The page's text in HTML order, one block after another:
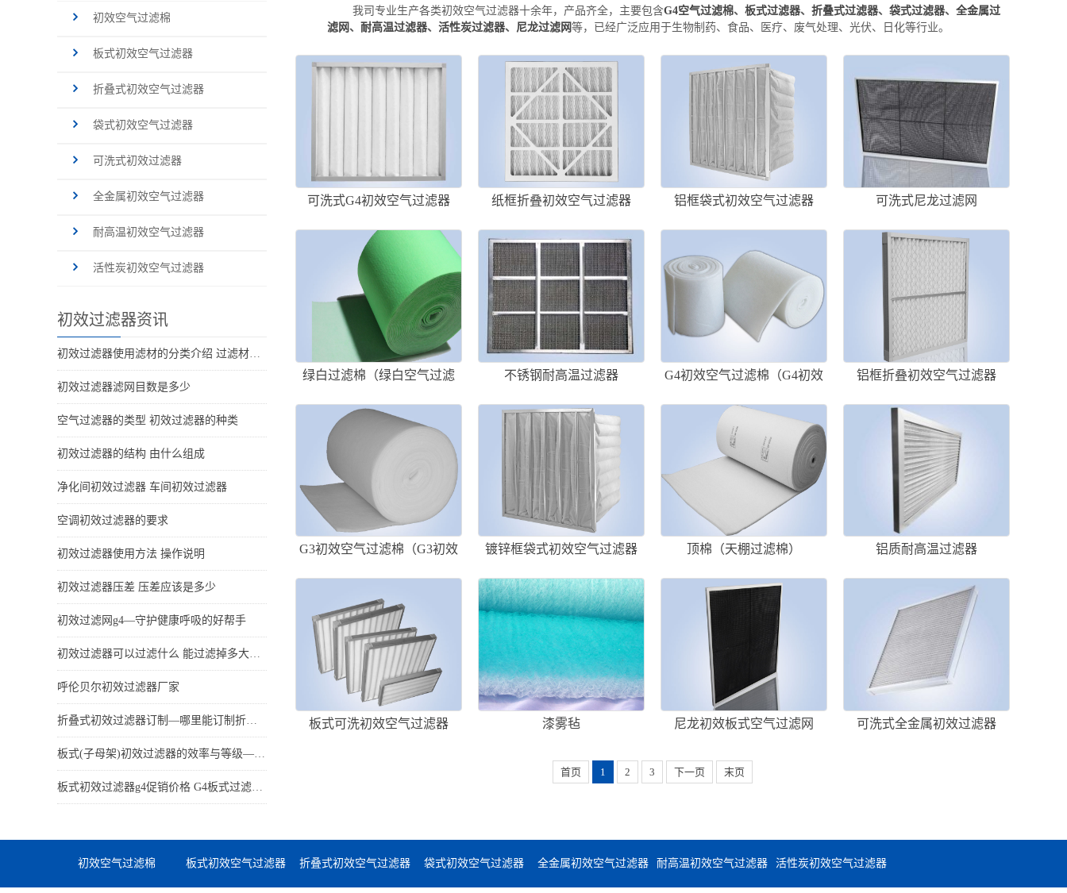
初效空气过滤棉
板式初效空气过滤器
折叠式初效空气过滤器
袋式初效空气过滤器
可洗式初效过滤器
全金属初效空气过滤器
耐高温初效空气过滤器
活性炭初效空气过滤器
初效过滤器资讯
初效过滤器使用滤材的分类介绍 过滤材料的种类
初效过滤器滤网目数是多少
空气过滤器的类型 初效过滤器的种类
初效过滤器的结构 由什么组成
净化间初效过滤器 车间初效过滤器
空调初效过滤器的要求
初效过滤器使用方法 操作说明
初效过滤器压差 压差应该是多少
初效过滤网g4—守护健康呼吸的好帮手
初效过滤器可以过滤什么 能过滤掉多大的粒子
呼伦贝尔初效过滤器厂家
折叠式初效过滤器订制—哪里能订制折叠式初效过滤器
板式(子母架)初效过滤器的效率与等级—板式过滤器可以过滤什么
板式初效过滤器g4促销价格 G4板式过滤器多少钱
我司专业生产各类初效空气过滤器十余年，产品齐全，主要包含G4空气过滤棉、 板式过滤器、 折叠式过滤器、 袋式过滤器、 全金属过
滤网、 耐高温过滤器、 活性炭过滤器、 尼龙过滤网等，已经广泛应用于生物制药、食品、医疗、废气处理、光伏、日化等行业。
可洗式G4初效空气过滤器 纸框折叠初效空气过滤器 铝框袋式初效空气过滤器 可洗式尼龙过滤网
绿白过滤棉（绿白空气过滤
不锈钢耐高温过滤器
G4初效空气过滤棉（G4初效
铝框折叠初效空气过滤器
G3初效空气过滤棉（G3初效
镀锌框袋式初效空气过滤器 顶棉（天棚过滤棉） 铝质耐高温过滤器
板式可洗初效空气过滤器 漆雾毡 尼龙初效板式空气过滤网 可洗式全金属初效过滤器
首页 1 2 3 下一页 末页
初效空气过滤棉 板式初效空气过滤器 折叠式初效空气过滤器 袋式初效空气过滤器 全金属初效空气过滤器 耐高温初效空气过滤器 活性炭初效空气过滤器